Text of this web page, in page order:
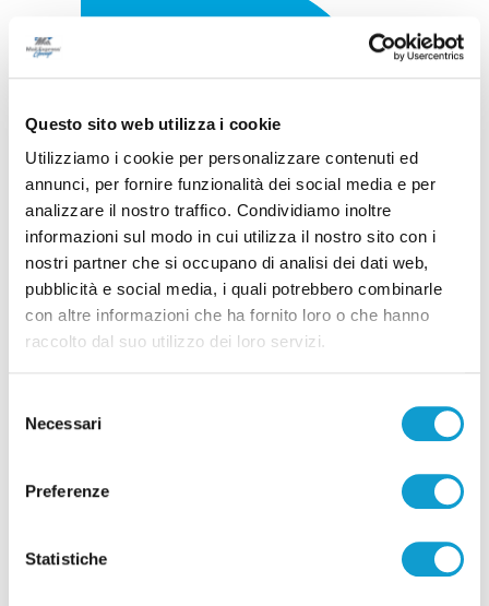
Questo sito web utilizza i cookie
Utilizziamo i cookie per personalizzare contenuti ed
annunci, per fornire funzionalità dei social media e per
analizzare il nostro traffico. Condividiamo inoltre
informazioni sul modo in cui utilizza il nostro sito con i
nostri partner che si occupano di analisi dei dati web,
pubblicità e social media, i quali potrebbero combinarle
con altre informazioni che ha fornito loro o che hanno
raccolto dal suo utilizzo dei loro servizi.
delNecessari
Preferenze
Statistiche